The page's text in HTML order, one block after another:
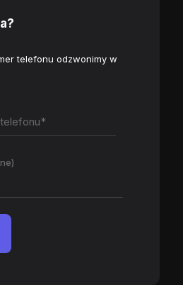
telefonu odzwonimy w